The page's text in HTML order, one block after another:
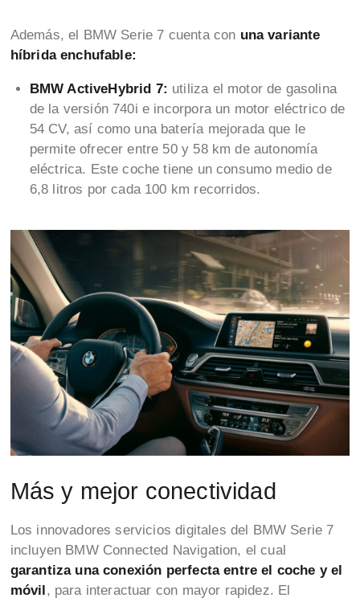
Además, el BMW Serie 7 cuenta con una variante
híbrida enchufable:
BMW ActiveHybrid 7: utiliza el motor de gasolina
de la versión 740i e incorpora un motor eléctrico de
54 CV, así como una batería mejorada que le
permite ofrecer entre 50 y 58 km de autonomía
eléctrica. Este coche tiene un consumo medio de
6,8 litros por cada 100 km recorridos.
Más y mejor conectividad
Los innovadores servicios digitales del BMW Serie 7
incluyen BMW Connected Navigation, el cual
garantiza una conexión perfecta entre el coche y el
móvil, para interactuar con mayor rapidez. El